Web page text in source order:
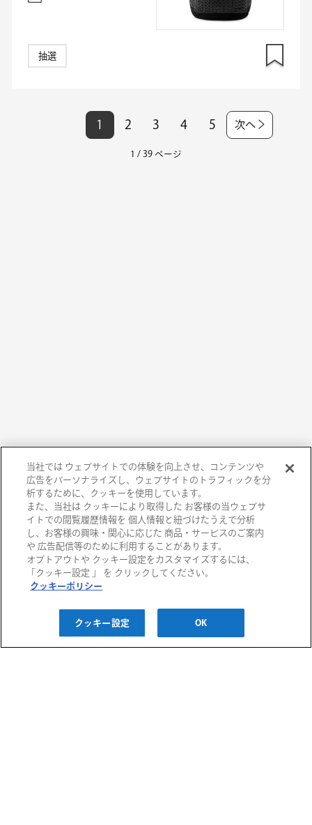
抽選
1 2 3 4 5 次へ
1 / 39 ページ
阪急百貨店
阪急メンズ大阪 神戸阪急
阪神百貨店
阪神梅田本店 阪神・にしのみや
当社では ウェブサイトでの体験を向上させ、コンテンツや
広告をパーソナライズし、ウェブサイトのトラフィックを分
析するために、クッキーを使用しています。
また、当社は クッキーにより取得した お客様の当ウェブサ
イトでの閲覧履歴情報を 個人情報と紐づけたうえで分析
し、お客様の興味・関心に応じた 商品・サービスのご案内
や 広告配信等のために利用することがあります。
オプトアウトや クッキー設定をカスタマイズするには、
「クッキー設定 」 を クリックしてください。
クッキーポリシー
クッキー設定 OK